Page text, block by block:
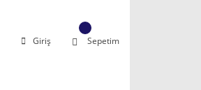
Giriş Sepetim